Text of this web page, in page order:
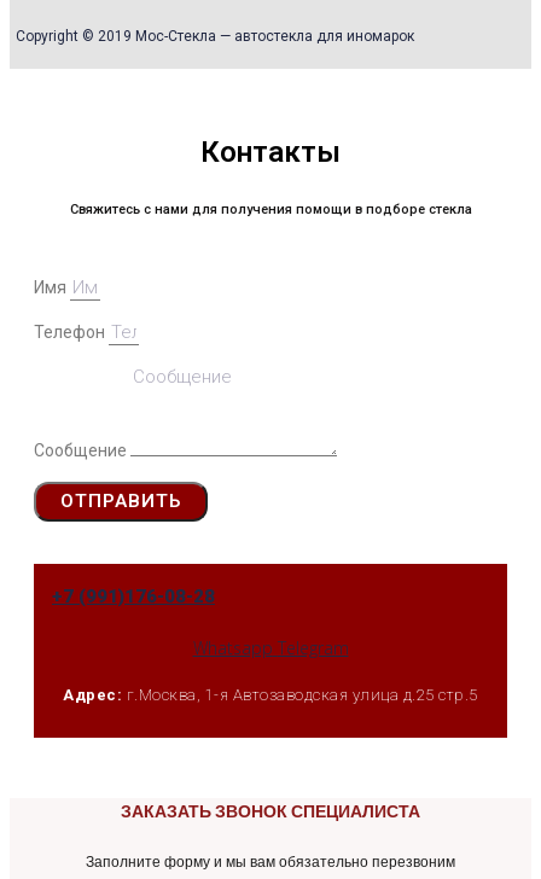
Copyright © 2019 Мос-Стекла — автостекла для иномарок
Контакты
Свяжитесь с нами для получения помощи в подборе стекла
Имя
Телефон
Сообщение
ОТПРАВИТЬ
+7 (991)176-08-28
Whatsapp Telegram
Адрес: г.Москва, 1-я Автозаводская улица д.25 стр.5
ЗАКАЗАТЬ ЗВОНОК СПЕЦИАЛИСТА
Заполните форму и мы вам обязательно перезвоним